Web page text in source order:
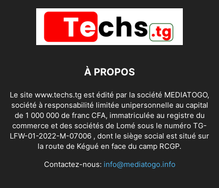
À PROPOS
Le site www.techs.tg est édité par la société MEDIATOGO,
société à responsabilité limitée unipersonnelle au capital
de 1 000 000 de franc CFA, immatriculée au registre du
commerce et des sociétés de Lomé sous le numéro TG-
LFW-01-2022-M-07006 , dont le siège social est situé sur
la route de Kégué en face du camp RCGP.
Contactez-nous: info@mediatogo.info